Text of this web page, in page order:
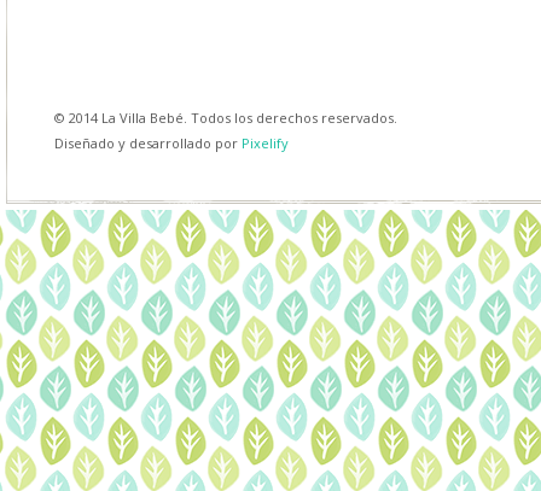
© 2014 La Villa Bebé. Todos los derechos reservados.
Diseñado y desarrollado por Pixelify